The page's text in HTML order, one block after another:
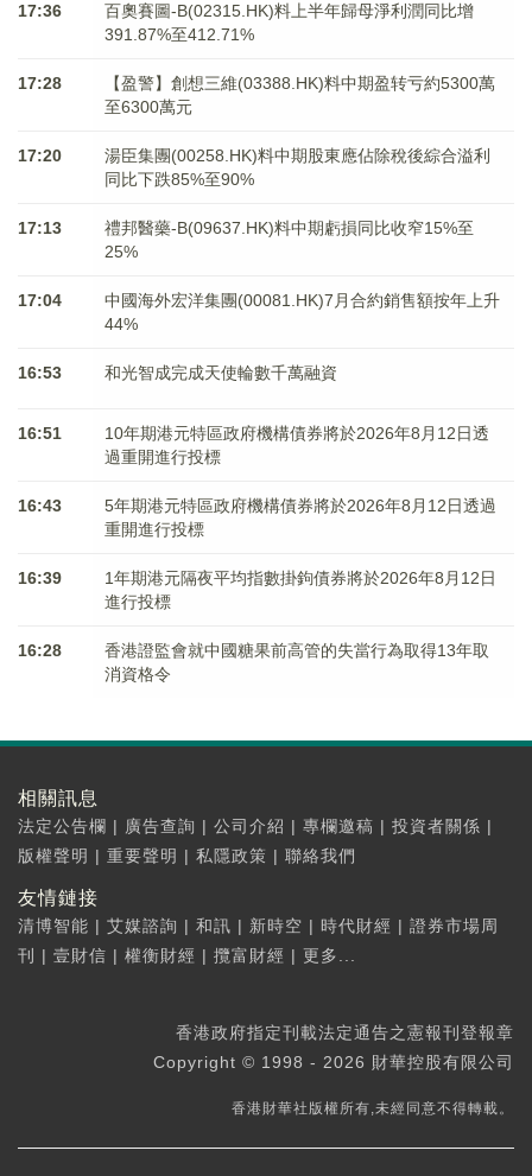
17:36
百奧賽圖-B(02315.HK)料上半年歸母淨利潤同比增
391.87%至412.71%
17:28
【盈警】創想三維(03388.HK)料中期盈转亏約5300萬
至6300萬元
17:20
湯臣集團(00258.HK)料中期股東應佔除稅後綜合溢利
同比下跌85%至90%
17:13
禮邦醫藥-B(09637.HK)料中期虧損同比收窄15%至
25%
17:04
中國海外宏洋集團(00081.HK)7月合約銷售額按年上升
44%
16:53 和光智成完成天使輪數千萬融資
16:51
10年期港元特區政府機構債券將於2026年8月12日透
過重開進行投標
16:43
5年期港元特區政府機構債券將於2026年8月12日透過
重開進行投標
16:39
1年期港元隔夜平均指數掛鉤債券將於2026年8月12日
進行投標
16:28
香港證監會就中國糖果前高管的失當行為取得13年取
消資格令
相關訊息
法定公告欄 | 廣告查詢 | 公司介紹 | 專欄邀稿 | 投資者關係 |
版權聲明 | 重要聲明 | 私隱政策 | 聯絡我們
友情鏈接
清博智能 | 艾媒諮詢 | 和訊 | 新時空 | 時代財經 | 證券市場周
刊
| 壹財信 | 權衡財經 | 攬富財經 | 更多...
香港政府指定刊載法定通告之憲報刊登報章
Copyright © 1998 - 2026 財華控股有限公司
香港財華社版權所有,未經同意不得轉載。